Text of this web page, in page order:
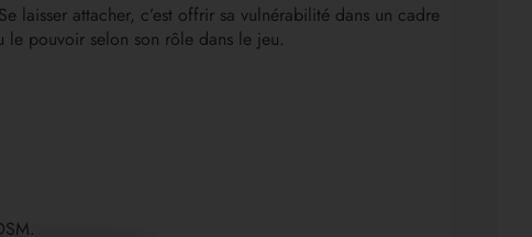
attacher, c’est offrir sa vulnérabilité dans un cadre
le pouvoir selon son rôle dans le jeu.